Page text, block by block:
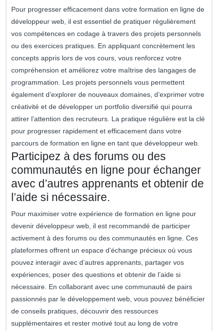
Pour progresser efficacement dans votre formation en ligne de
développeur web, il est essentiel de pratiquer régulièrement
vos compétences en codage à travers des projets personnels
ou des exercices pratiques. En appliquant concrètement les
concepts appris lors de vos cours, vous renforcez votre
compréhension et améliorez votre maîtrise des langages de
programmation. Les projets personnels vous permettent
également d’explorer de nouveaux domaines, d’exprimer votre
créativité et de développer un portfolio diversifié qui pourra
attirer l’attention des recruteurs. La pratique régulière est la clé
pour progresser rapidement et efficacement dans votre
parcours de formation en ligne en tant que développeur web.
Participez à des forums ou des
communautés en ligne pour échanger
avec d’autres apprenants et obtenir de
l’aide si nécessaire.
Pour maximiser votre expérience de formation en ligne pour
devenir développeur web, il est recommandé de participer
activement à des forums ou des communautés en ligne. Ces
plateformes offrent un espace d’échange précieux où vous
pouvez interagir avec d’autres apprenants, partager vos
expériences, poser des questions et obtenir de l’aide si
nécessaire. En collaborant avec une communauté de pairs
passionnés par le développement web, vous pouvez bénéficier
de conseils pratiques, découvrir des ressources
supplémentaires et rester motivé tout au long de votre